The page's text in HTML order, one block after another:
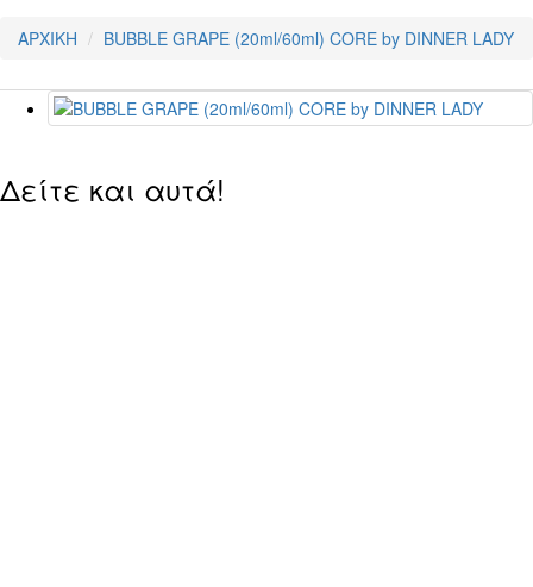
ΑΡΧΙΚΗ BUBBLE GRAPE (20ml/60ml) CORE by DINNER LADY
Δείτε και αυτά!